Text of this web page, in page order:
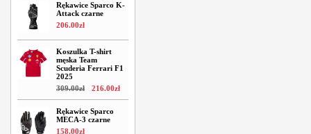
Rękawice Sparco K-
Attack czarne
206.00zł
Koszulka T-shirt
męska Team
Scuderia Ferrari F1
2025
309.00zł 216.00zł
Rękawice Sparco
MECA-3 czarne
158.00zł